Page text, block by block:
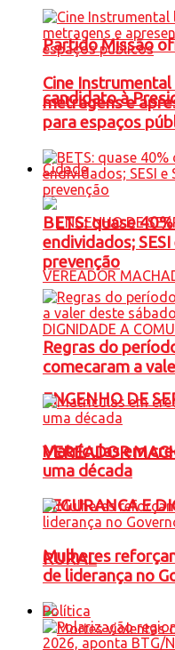
Partido Missão
candidato à
Cidade
ENGENHO DE
VEREADOR
SEGURANCA E
RURAL
Cine
metragens e
para espaços
BETS: quase
endividados;
prevenção
Regras do
comecaram a
Matrículas em
uma década
Mulheres
de liderança no
Política